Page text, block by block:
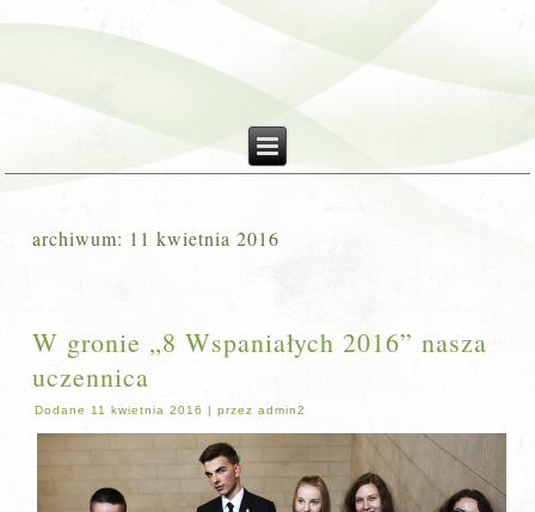
archiwum: 11 kwietnia 2016
W gronie „8 Wspaniałych 2016” nasza
uczennica
Dodane 11 kwietnia 2016 |przez admin2